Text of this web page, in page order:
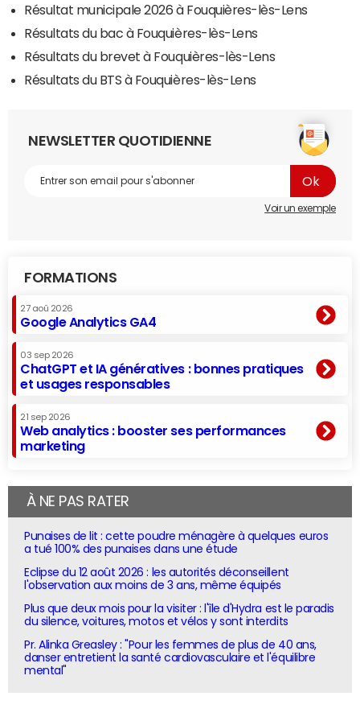
Résultat municipale 2026 à Fouquières-lès-Lens
Résultats du bac à Fouquières-lès-Lens
Résultats du brevet à Fouquières-lès-Lens
Résultats du BTS à Fouquières-lès-Lens
NEWSLETTER QUOTIDIENNE
Voir un exemple
FORMATIONS
27 aoû 2026
Google Analytics GA4
03 sep 2026
ChatGPT et IA génératives : bonnes pratiques
et usages responsables
21 sep 2026
Web analytics : booster ses performances
marketing
À NE PAS RATER
Punaises de lit : cette poudre ménagère à quelques euros
a tué 100% des punaises dans une étude
Eclipse du 12 août 2026 : les autorités déconseillent
l'observation aux moins de 3 ans, même équipés
Plus que deux mois pour la visiter : l'île d'Hydra est le paradis
du silence, voitures, motos et vélos y sont interdits
Pr. Alinka Greasley : "Pour les femmes de plus de 40 ans,
danser entretient la santé cardiovasculaire et l'équilibre
mental"